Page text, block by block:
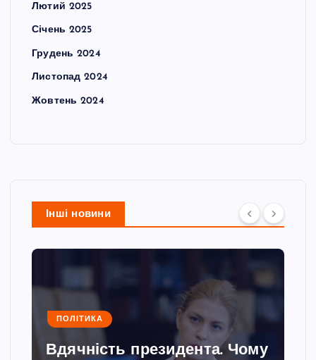
Лютий 2025
Січень 2025
Грудень 2024
Листопад 2024
Жовтень 2024
Інші новини
ПОЛІТИКА
Вдячність президента. Чому